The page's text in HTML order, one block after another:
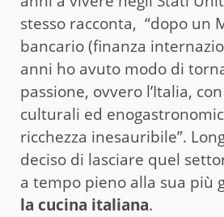
stesso racconta, “dopo un
bancario (finanza
anni ho avuto modo di
passione, ovvero l’Italia,
culturali ed
ricchezza inesauribile”.
deciso di lasciare quel
a tempo pieno alla sua più
la cucina italiana.